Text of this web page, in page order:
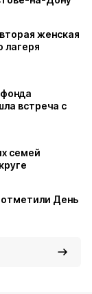
женская
лагеря
встреча с
семей
День